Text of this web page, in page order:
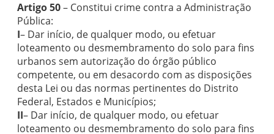
Artigo 50– Constitui crime contra a Administração
Pública:
I– Dar início, de qualquer modo, ou efetuar
loteamento ou desmembramento do solo para fins
urbanos sem autorização do órgão público
competente, ou em desacordo com as disposições
desta Lei ou das normas pertinentes do Distrito
Federal, Estados e Municípios;
II– Dar início, de qualquer modo, ou efetuar
loteamento ou desmembramento do solo para fins